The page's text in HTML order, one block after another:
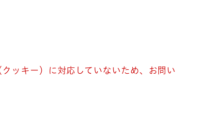
ッキー）に対応していないため、お問い